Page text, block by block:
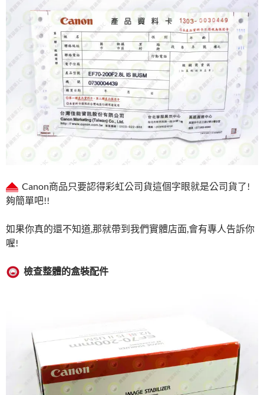
Canon商品只要認得彩虹公司貨這個字眼就是公司貨了!
夠簡單吧!!
如果你真的還不知道,那就帶到我們實體店面,會有專人告訴你
喔!
檢查整體的盒裝配件